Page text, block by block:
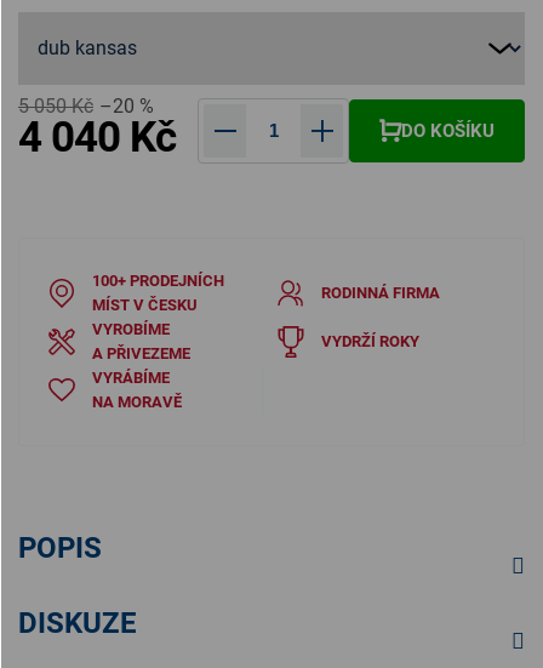
5 050 Kč –20 %
4 040 Kč
Měrná cena:
DO KOŠÍKU
100+ PRODEJNÍCH
MÍST V ČESKU
RODINNÁ FIRMA
VYROBÍME
A PŘIVEZEME
VYDRŽÍ ROKY
VYRÁBÍME
NA MORAVĚ
POPIS
DISKUZE